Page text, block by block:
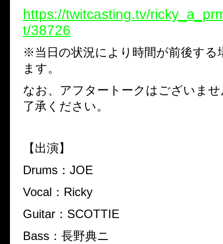
https://twitcasting.tv/
t/38726
※当日の状況により時間が前後する
ます。
なお、アフタートークはございま
了承ください。
【出演】
Drums：JOE
Vocal：Ricky
Guitar：SCOTTIE
Bass：長野典ニ